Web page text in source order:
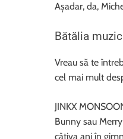
Așadar, da,
Bătălia
Vreau să te
cel mai mult
JINKX
Bunny sau
câțiva ani în